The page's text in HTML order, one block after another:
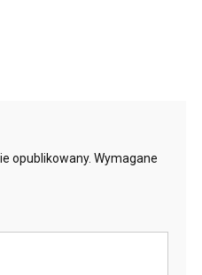
opublikowany. Wymagane